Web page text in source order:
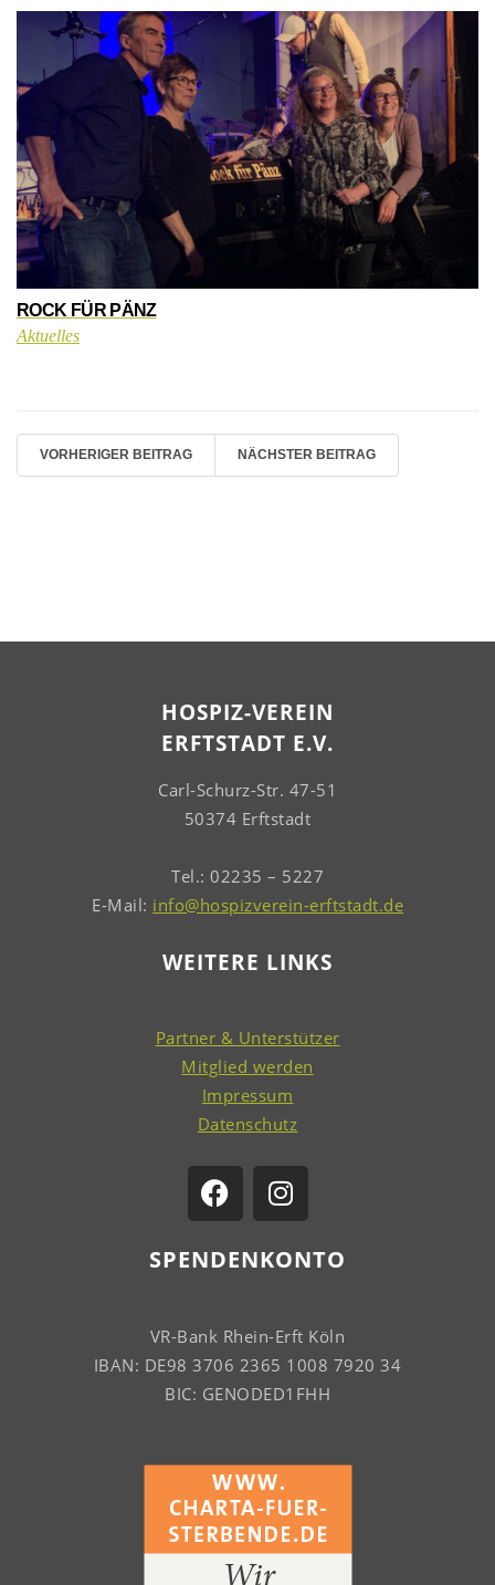
ROCK FÜR PÄNZ
Aktuelles
VORHERIGER BEITRAG NÄCHSTER BEITRAG
HOSPIZ-VEREIN
ERFTSTADT E.V.
Carl-Schurz-Str. 47-51
50374 Erftstadt
Tel.: 02235 – 5227
E-Mail: info@hospizverein-erftstadt.de
WEITERE LINKS
Partner & Unterstützer
Mitglied werden
Impressum
Datenschutz
SPENDENKONTO
VR-Bank Rhein-Erft Köln
IBAN: DE98 3706 2365 1008 7920 34
BIC: GENODED1FHH